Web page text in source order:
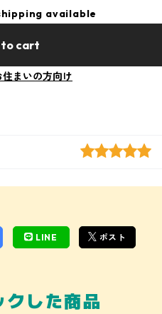
available
cart
まいの方向け
LINE ポスト
クした商品